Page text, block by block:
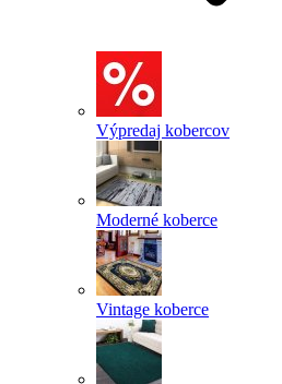
Výpredaj kobercov
Moderné koberce
Vintage koberce